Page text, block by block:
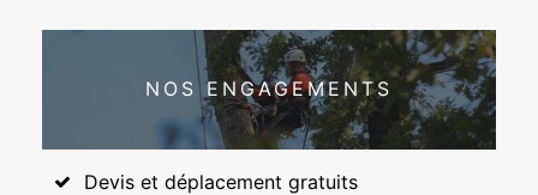
NOS ENGAGEMENTS
Devis et déplacement gratuits